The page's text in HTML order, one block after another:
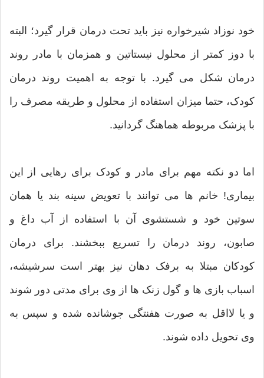
خود نوزاد شیرخواره نیز باید تحت درمان قرار گیرد؛ البته
با دوز کمتر از محلول نیستاتین و همزمان با مادر روند
درمان شکل می گیرد. با توجه به اهمیت روند درمان
کودک، حتما میزان استفاده از محلول و طریقه مصرف را
با پزشک مربوطه هماهنگ گردانید.
اما دو نکته مهم برای مادر و کودک برای رهایی از این
بیماری! خانم ها می توانند با تعویض سینه بند یا همان
سوتین خود و شستشوی آن با استفاده از آب داغ و
صابون، روند درمان را تسریع ببخشند. برای درمان
کودکان مبتلا به برفک دهان نیز بهتر است سرشیشه،
اسباب بازی ها و گول زنک ها از وی برای مدتی دور شوند
و یا لااقل به صورت هفنتگی جوشانده شده و سپس به
وی تحویل داده شوند.